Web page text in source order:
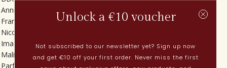
Annindriya
Francesca Bianchi
Nicolaï
Imaginary Authors
Malin + Goetz
Parfums MDCI
Tilia
Vetiver Rain
In Love with Everything
Sticky Fingers
Unlock a €10 voucher
Not subscribed to our newsletter yet? Sign up now
and get €10 off your first order. Never miss the first